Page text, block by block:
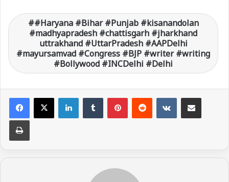
#Haryana #Bihar #Punjab #kisanandolan
#madhyapradesh #chattisgarh #jharkhand
uttrakhand #UttarPradesh #AAPDelhi
#mayursamvad #Congress #BJP #writer #writing
#Bollywood #INCDelhi #Delhi
LinkedIn VKontakte